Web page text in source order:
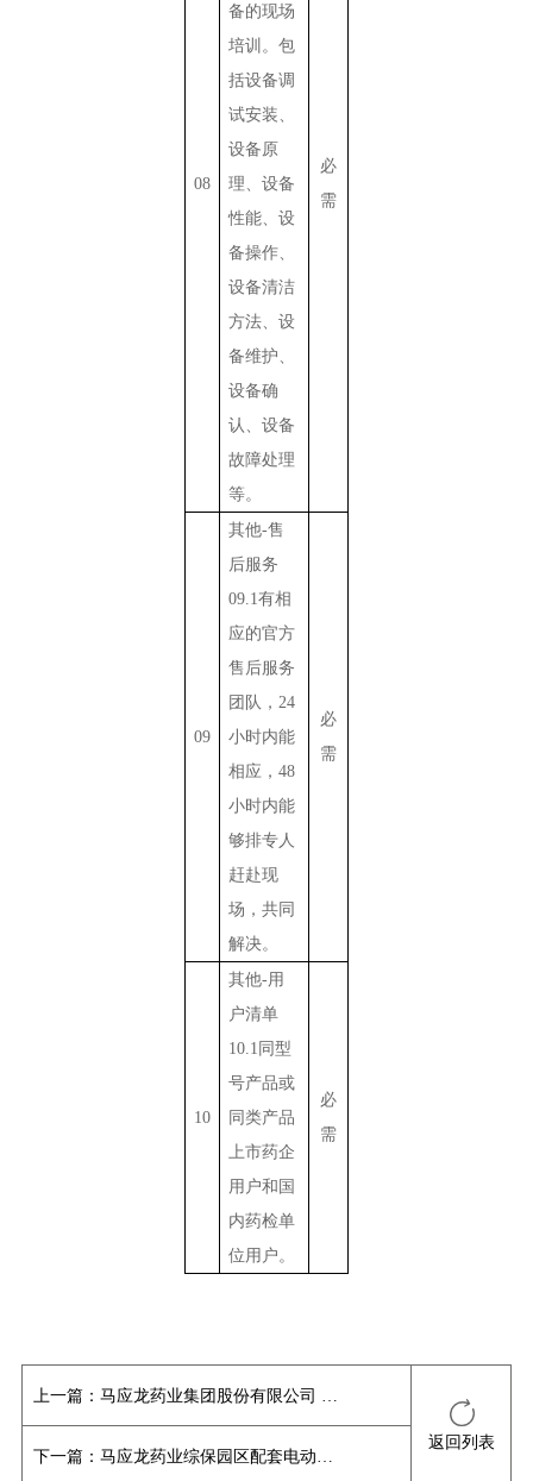
08
备的现场
培训。包
括设备调
试安装、
设备原
理、设备
性能、设
备操作、
设备清洁
方法、设
备维护、
设备确
认、设备
故障处理
等。
必
需
09
其他-售
后服务
09.1有相
应的官方
售后服务
团队， 24
小时内能
相应， 48
小时内能
够排专人
赶赴现
场，共同
解决。
必
需
10
其他-用
户清单
10.1同型
号产品或
同类产品
上市药企
用户和国
内药检单
位用户。
必
需
上一篇：
下一篇：
返回列表